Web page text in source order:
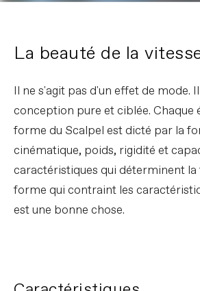
La beauté de la
Il ne s'agit pas d'un effet de mode.
conception pure et ciblée. Chaque
forme du Scalpel est dicté par la
cinématique, poids, rigidité et
caractéristiques qui déterminent
forme qui contraint les
est une bonne chose.